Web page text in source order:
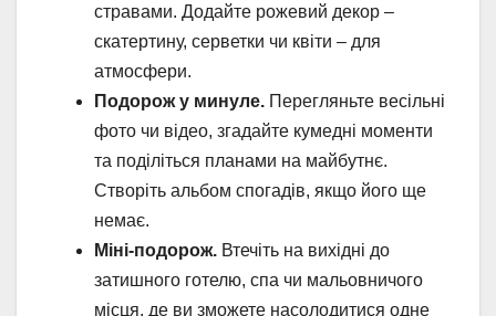
стравами. Додайте рожевий декор –
скатертину, серветки чи квіти – для
атмосфери.
Подорож у минуле. Перегляньте весільні
фото чи відео, згадайте кумедні моменти
та поділіться планами на майбутнє.
Створіть альбом спогадів, якщо його ще
немає.
Міні-подорож. Втечіть на вихідні до
затишного готелю, спа чи мальовничого
місця, де ви зможете насолодитися одне